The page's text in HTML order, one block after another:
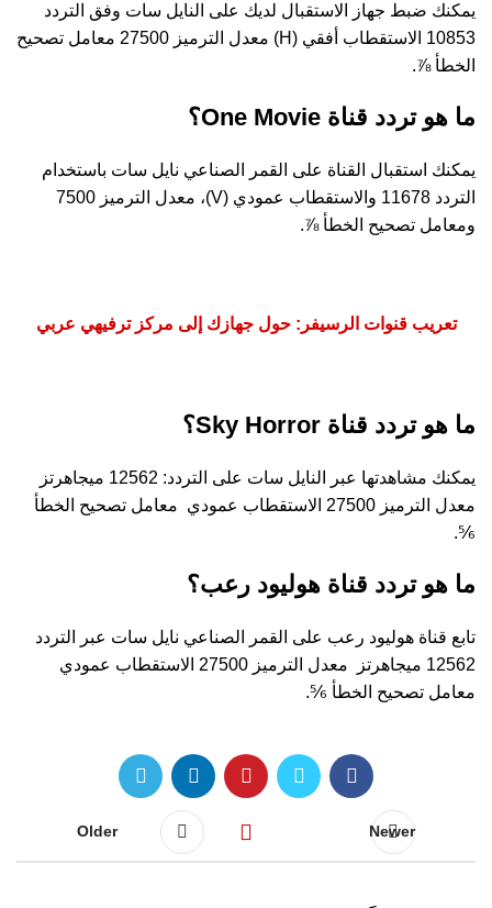
يمكنك ضبط جهاز الاستقبال لديك على النايل سات وفق التردد
10853 الاستقطاب أفقي (H) معدل الترميز 27500 معامل تصحيح
الخطأ ⅞.
ما هو تردد قناة One Movie؟
يمكنك استقبال القناة على القمر الصناعي نايل سات باستخدام
التردد 11678 والاستقطاب عمودي (V)، معدل الترميز 7500
ومعامل تصحيح الخطأ ⅞.
تعريب قنوات الرسيفر: حول جهازك إلى مركز ترفيهي عربي
ما هو تردد قناة Sky Horror؟
يمكنك مشاهدتها عبر النايل سات على التردد: 12562 ميجاهرتز
معدل الترميز 27500 الاستقطاب عمودي
معامل تصحيح الخطأ
⅚.
ما هو تردد قناة هوليود رعب؟
تابع قناة هوليود رعب على القمر الصناعي نايل سات عبر التردد
12562 ميجاهرتز معدل الترميز 27500 الاستقطاب عمودي
معامل تصحيح الخطأ ⅚.
Newer
Older